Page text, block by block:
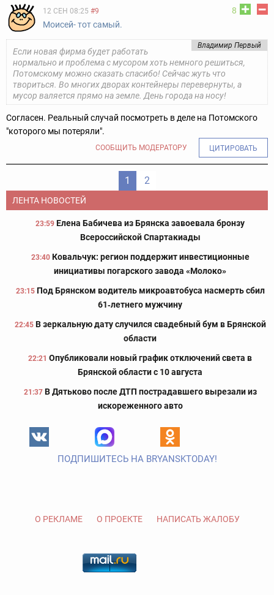
8
12 СЕН 08:25 #9
Моисей- тот самый.
Владимир Первый
Если новая фирма будет работать
нормально и проблема с мусором хоть немного решиться,
Потомскому можно сказать спасибо! Сейчас жуть что
твориться. Во многих дворах контейнеры перевернуты, а
мусор валяется прямо на земле. День города на носу!
Согласен. Реальный случай посмотреть в деле на Потомского
"которого мы потеряли".
СООБЩИТЬ МОДЕРАТОРУ ЦИТИРОВАТЬ
1 2
ЛЕНТА НОВОСТЕЙ
23:59 Елена Бабичева из Брянска завоевала бронзу
Всероссийской Спартакиады
23:40 Ковальчук: регион поддержит инвестиционные
инициативы погарского завода «Молоко»
23:15 Под Брянском водитель микроавтобуса насмерть сбил
61‑летнего мужчину
22:45 В зеркальную дату случился свадебный бум в Брянской
области
22:21 Опубликовали новый график отключений света в
Брянской области с 10 августа
21:37 В Дятьково после ДТП пострадавшего вырезали из
искореженного авто
ПОДПИШИТЕСЬ НА BRYANSKTODAY!
О РЕКЛАМЕ О ПРОЕКТЕ НАПИСАТЬ ЖАЛОБУ